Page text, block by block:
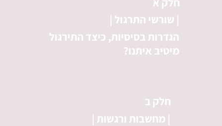
הגדרות בסיסיות, כיצד התירגול
מיטיב איתנו?
| שורשי התרגול |
| מחשבות ורגשות |
חלק ב